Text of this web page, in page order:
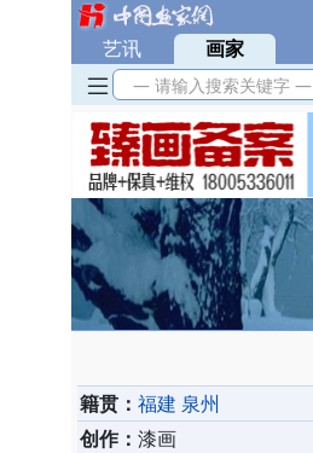
艺讯 | 画家
— 请输入搜索关键字 —
籍贯： 福建 泉州
创作： 漆画